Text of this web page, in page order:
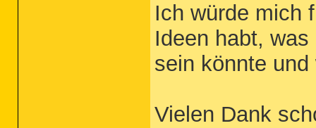
Ich würde mich
Ideen habt,
sein könnte
Vielen Dank